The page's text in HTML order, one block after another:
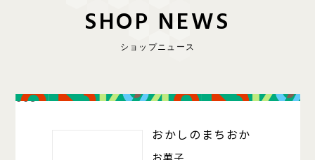
SHOP NEWS
ショップニュース
008
おかしのまちおか
お菓子